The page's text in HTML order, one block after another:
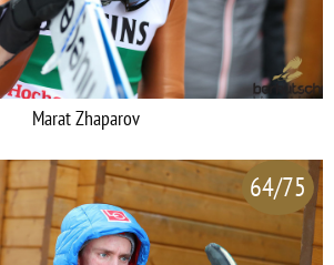
Marat Zhaparov
64/75